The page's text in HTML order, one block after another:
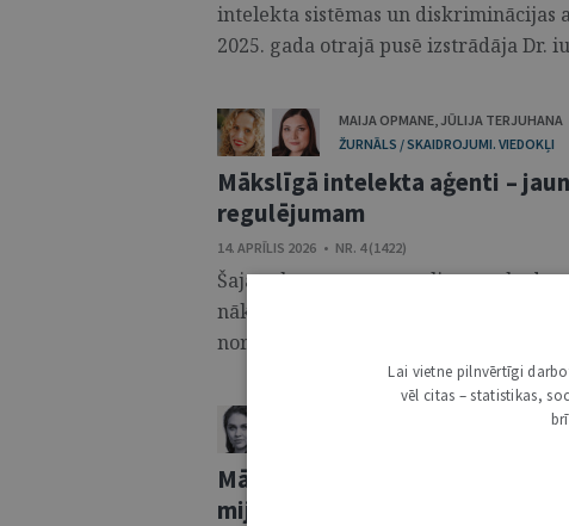
intelekta sistēmas un diskriminācijas
2025. gada otrajā pusē izstrādāja Dr.
MAIJA OPMANE, JŪLIJA TERJUHANA
ŽURNĀLS / SKAIDROJUMI. VIEDOKĻI
Mākslīgā intelekta aģenti –
regulējumam
14. APRĪLIS 2026 • NR. 4 (1422)
Šajā rakstā autores analizēs, ar
nākas saskarties, izmantojot mākslīgā
normatīvais regulējums ir pietiekams,
Mākslīgā intelekta akta un
mijiedarbības problemātika
Lai vietne pilnvērtīgi
vēl citas – statistikas,